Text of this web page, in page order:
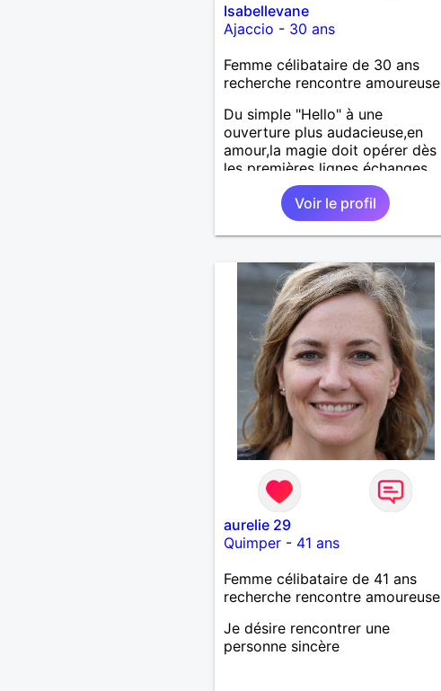
Isabellevane
Ajaccio - 30 ans
Femme célibataire de 30 ans
recherche rencontre amoureuse
Du simple "Hello" à une
ouverture plus audacieuse,en
amour,la magie doit opérer dès
les premières lignes échanges
Voir le profil
aurelie 29
Quimper- 41 ans
Femme célibataire de 41 ans
recherche rencontre amoureuse
Je désire rencontrer une
personne sincère